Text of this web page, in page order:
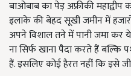
बाओबाब का पेड़ अफ्रीकी
इलाके की बेहद सूखी जमीन में
अपने विशाल तने में पानी जमा
ना सिर्फ खाना पैदा करते हैं
हैं. इसलिए कोई हैरत नहीं कि इसे